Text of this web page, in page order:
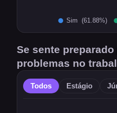
Se sente
problemas no
Todos Estágio